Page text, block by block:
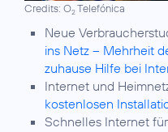
Credits: O2Telefónica
Neue
ins Netz – Mehrheit
zuhause Hilfe bei
Internet und
kostenlosen
Schnelles Internet